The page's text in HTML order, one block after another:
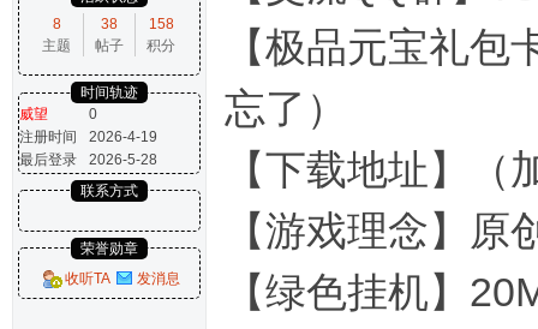
坛
8
主题
38
帖子
158
积分
时间轨迹
威望
0
注册时间
2026-4-19
最后登录
2026-5-28
联系方式
荣誉勋章
收听TA
发消息
【极品元宝礼
忘了）
【下载地址】
【游戏理念】
【绿色挂机】